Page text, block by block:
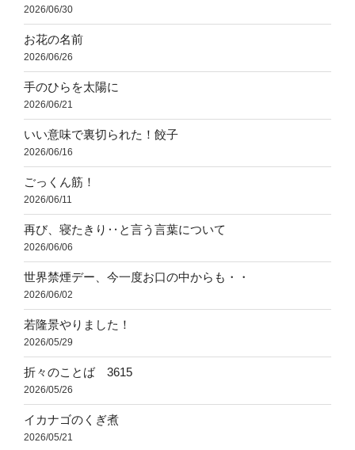
2026/06/30
お花の名前
2026/06/26
手のひらを太陽に
2026/06/21
いい意味で裏切られた！餃子
2026/06/16
ごっくん筋！
2026/06/11
再び、寝たきり‥と言う言葉について
2026/06/06
世界禁煙デー、今一度お口の中からも・・
2026/06/02
若隆景やりました！
2026/05/29
折々のことば 3615
2026/05/26
イカナゴのくぎ煮
2026/05/21